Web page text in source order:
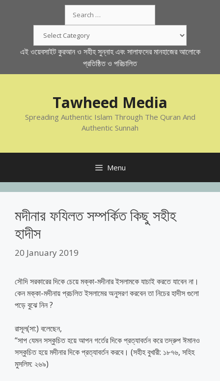
for:
এই ওয়েবসাইট কুরআন ও সহীহ সুন্নাহ এবং সালাফদের মানহাজের আলোকে
প্রতিষ্ঠিত ও পরিচালিত
Tawheed Media
Spreading Authentic Islam Through The Quran And
Authentic Sunnah
Menu
মদীনার ফযিলত সম্পর্কিত কিছু সহীহ
হাদীস
20 January 2019
সৌদি সরকারের দিকে চেয়ে মক্কা-মদীনার ইসলামকে যাচাই করতে যাবেন না।
কেন মক্কা-মদীনায় প্রচলিত ইসলামের অনুসরণ করবেন তা নিচের হাদীস গুলো
পড়ে বুঝে নিন ?
রাসূল(সা:) বলেছেন,
“সাপ যেমন সস্কুচিত হয়ে আপন গর্তের দিকে প্রত্যাবর্তন করে তদ্রুপ ঈমানও
সস্কুচিত হয়ে মদীনার দিকে প্রত্যাবর্তন করবে। (সহীহ বুখারী: ১৮৭৬, সহিহ
মুসলিম: ২৬৯)